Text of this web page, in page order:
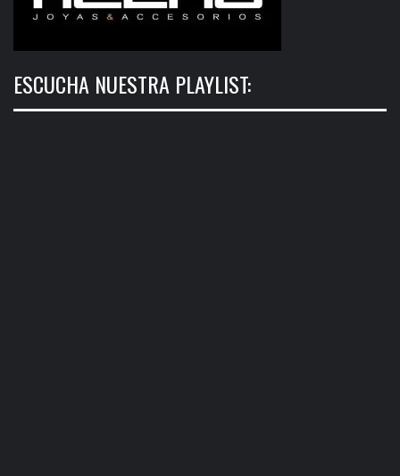
ESCUCHA NUESTRA PLAYLIST: